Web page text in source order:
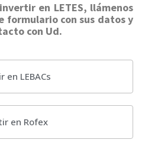
en LETES, llámenos
formulario con sus datos y
con Ud.
en LEBACs
en Rofex